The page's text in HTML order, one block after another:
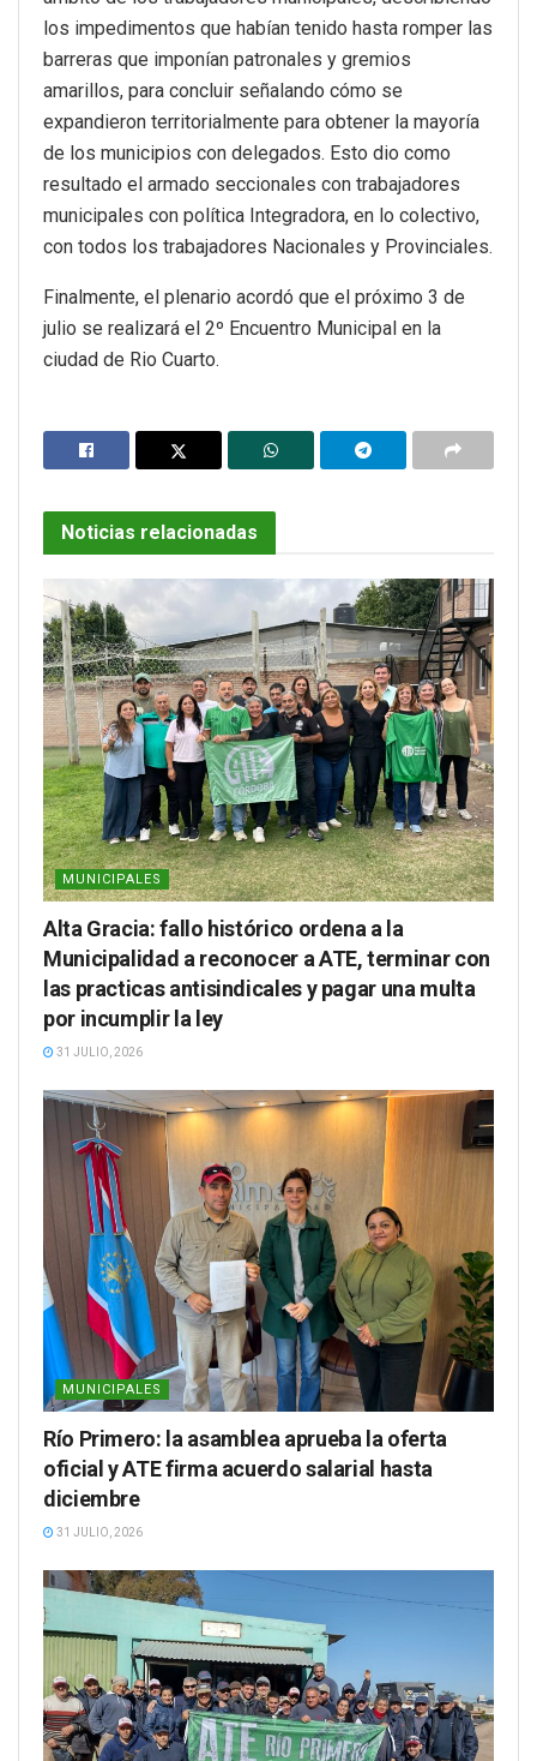
los impedimentos que habían tenido hasta romper las
barreras que imponían patronales y gremios
amarillos, para concluir señalando cómo se
expandieron territorialmente para obtener la mayoría
de los municipios con delegados. Esto dio como
resultado el armado seccionales con trabajadores
municipales con política Integradora, en lo colectivo,
con todos los trabajadores Nacionales y Provinciales.
Finalmente, el plenario acordó que el próximo 3 de
julio se realizará el 2º Encuentro Municipal en la
ciudad de Rio Cuarto.
Noticias relacionadas
MUNICIPALES
Alta Gracia: fallo histórico ordena a la
Municipalidad a reconocer a ATE, terminar con
las practicas antisindicales y pagar una multa
por incumplir la ley
31 JULIO, 2026
MUNICIPALES
Río Primero: la asamblea aprueba la oferta
oficial y ATE firma acuerdo salarial hasta
diciembre
31 JULIO, 2026